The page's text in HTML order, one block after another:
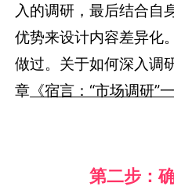
入的调研，最后结合自
优势来设计内容差异化
做过。关于如何深入调
章 《宿言：“市场调研”
第二步：